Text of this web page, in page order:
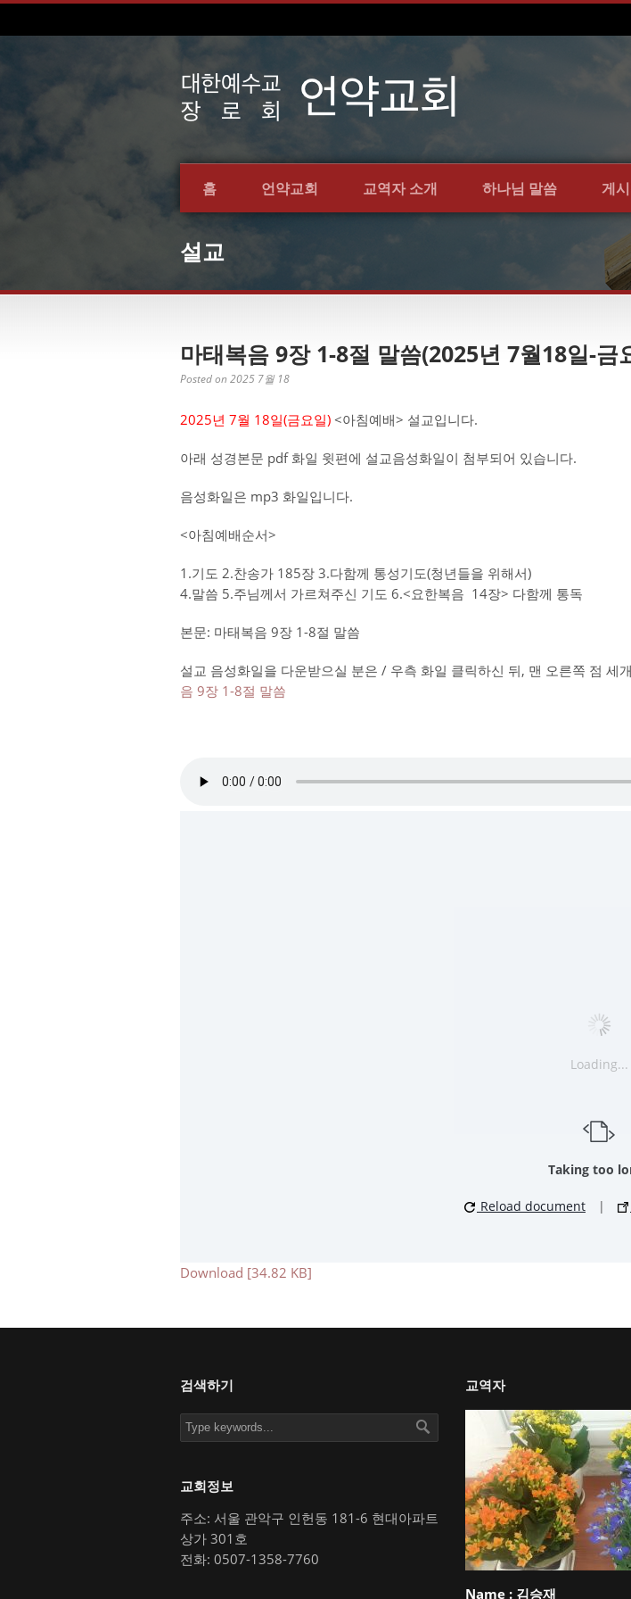
홈 언약교회 교역자 소개 하나님 말씀 게
설교
마태복음 9장 1-8절 말씀(2025년 7월18일-금
Posted on 2025 7월 18
2025년 7월 18일(금요일) <아침예배> 설교입니다.
아래 성경본문 pdf 화일 윗편에 설교음성화일이 첨부되어 있습니다.
음성화일은 mp3 화일입니다.
<아침예배순서>
1.기도 2.찬송가 185장 3.다함께 통성기도(청년들을 위해서)
4.말씀 5.주님께서 가르쳐주신 기도 6.<요한복음 14장> 다함께 통독
본문: 마태복음 9장 1-8절 말씀
설교 음성화일을 다운받으실 분은 / 우측 화일 클릭하신 뒤, 맨 오른쪽 점 세
음 9장 1-8절 말씀
Loading...
Taking too
Reload document |
Download [34.82 KB]
검색하기
교회정보
주소: 서울 관악구 인헌동 181-6 현대아파트
상가 301호
전화: 0507-1358-7760
교역자
Name :김승재